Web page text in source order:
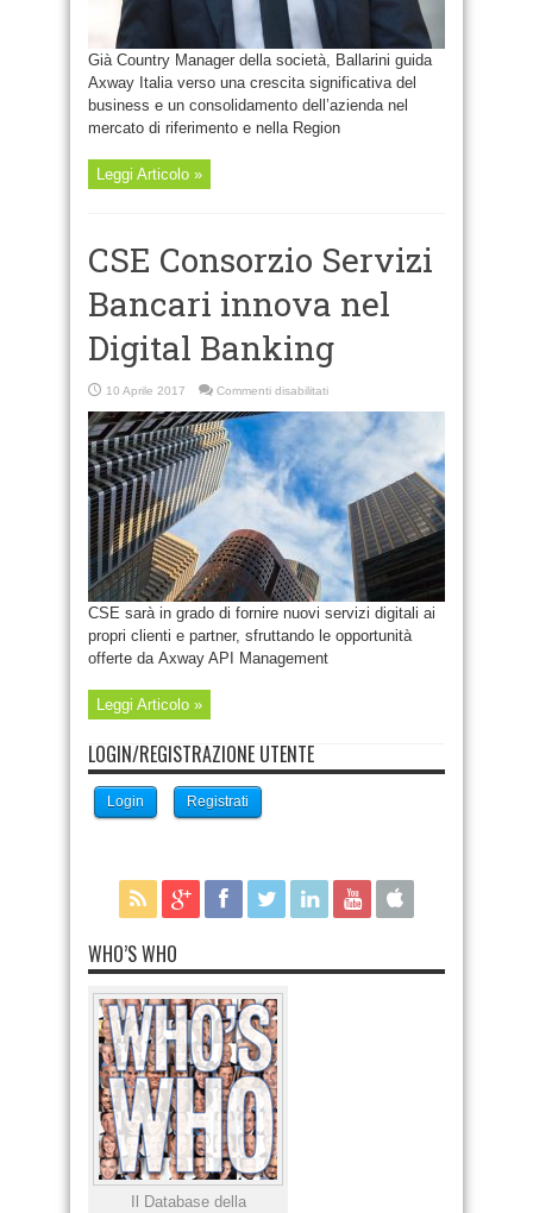
Già Country Manager della società, Ballarini guida
Axway Italia verso una crescita significativa del
business e un consolidamento dell’azienda nel
mercato di riferimento e nella Region
Leggi Articolo »
CSE Consorzio Servizi
Bancari innova nel
Digital Banking
10 Aprile 2017 Commenti disabilitatisu
Consorzio
Bancari
Digital
Banking
CSE sarà in grado di fornire nuovi servizi digitali ai
propri clienti e partner, sfruttando le opportunità
offerte da Axway API Management
Leggi Articolo »
LOGIN/REGISTRAZIONE UTENTE
Login Registrati
WHO’S WHO
Il Database della